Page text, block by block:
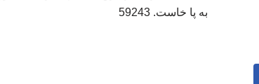
به پا خاست. 59243